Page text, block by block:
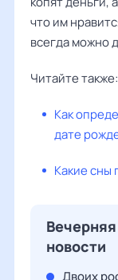
что им
всегда можно
Читайте также:
Как
дате
Какие сны
новости
Двоих